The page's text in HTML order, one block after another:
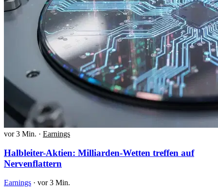
vor 3 Min. · Earnings
Halbleiter-Aktien: Milliarden-Wetten treffen auf
Nervenflattern
Earnings · vor 3 Min.